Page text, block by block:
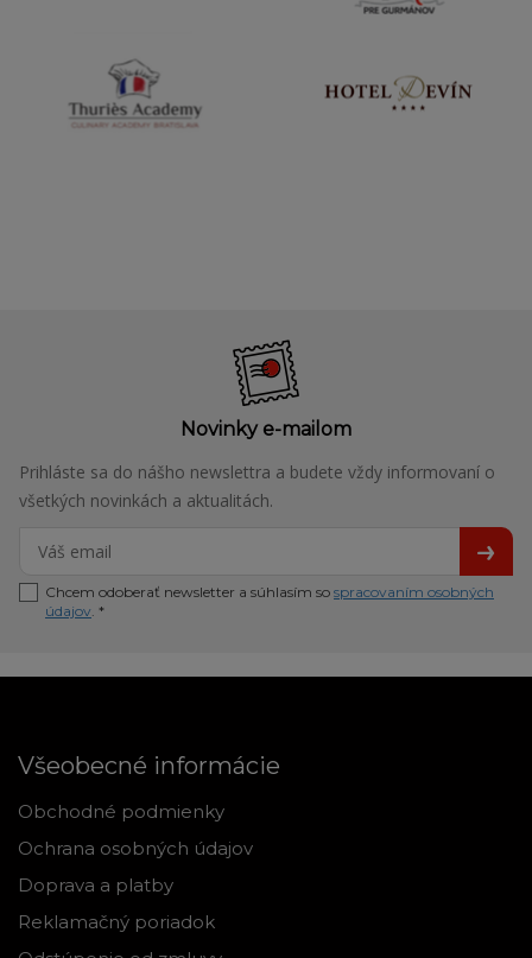
Novinky e-mailom
Prihláste sa do nášho newslettra a budete vždy informovaní o
všetkých novinkách a aktualitách.
Chcem odoberať newsletter a súhlasím so spracovaním osobných
údajov. *
Všeobecné informácie
Obchodné podmienky
Ochrana osobných údajov
Doprava a platby
Reklamačný poriadok